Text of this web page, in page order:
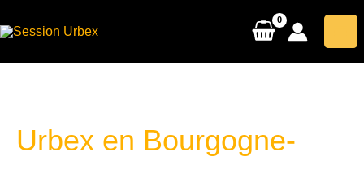
au
Urbex en Bourgogne-